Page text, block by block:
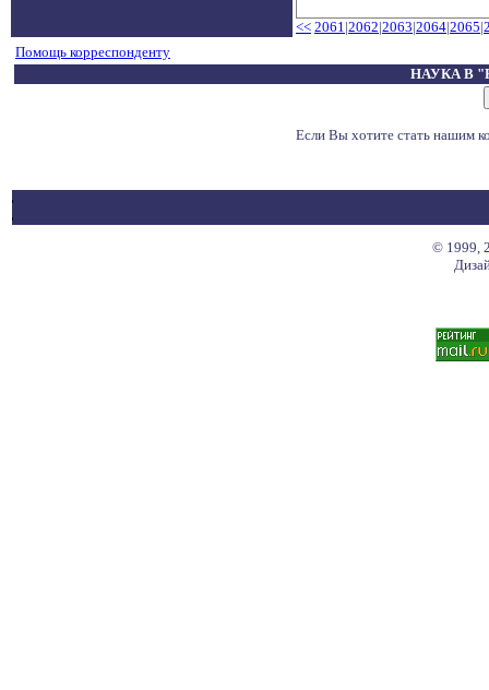
<< 2061|2062|2063|2064|2065|
Помощь корреспонденту
НАУКА В
Если Вы хотите стать нашим
© 1999,